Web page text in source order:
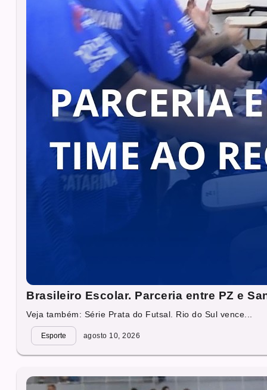
Brasileiro Escolar. Parceria entre PZ e
Veja também: Série Prata do Futsal. Rio do Sul vence...
Esporte agosto 10, 2026